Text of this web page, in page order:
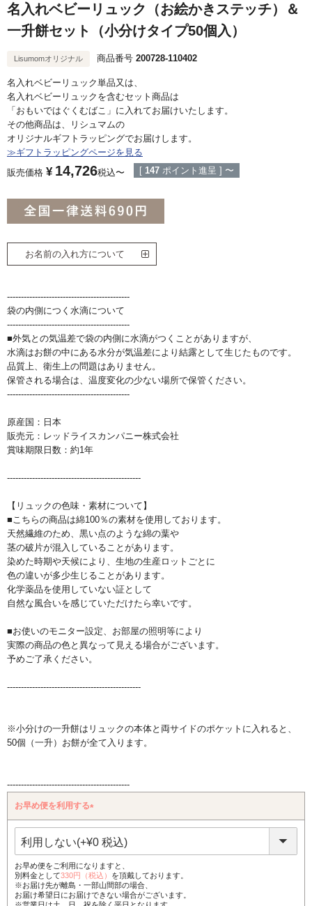
名入れベビーリュック（お絵かきステッチ）＆
一升餅セット（小分けタイプ50個入）
Lisumomオリジナル 商品番号 200728-110402
名入れベビーリュック単品又は、
名入れベビーリュックを含むセット商品は
「おもいではぐくむばこ」に入れてお届けいたします。
その他商品は、リシュマムの
オリジナルギフトラッピングでお届けします。
≫ギフトラッピングページを見る
販売価格 ¥ 14,726税込〜 [ 147 ポイント進呈 ] 〜
お名前の入れ方について
--------------------------------------------
袋の内側につく水滴について
--------------------------------------------
■外気との気温差で袋の内側に水滴がつくことがありますが、
水滴はお餅の中にある水分が気温差により結露として生じたものです。
品質上、衛生上の問題はありません。
保管される場合は、温度変化の少ない場所で保管ください。
--------------------------------------------
原産国：日本
販売元：レッドライスカンパニー株式会社
賞味期限日数：約1年
------------------------------------------------
【リュックの色味・素材について】
■こちらの商品は綿100％の素材を使用しております。
天然繊維のため、黒い点のような綿の葉や
茎の破片が混入していることがあります。
染めた時期や天候により、生地の生産ロットごとに
色の違いが多少生じることがあります。
化学薬品を使用していない証として
自然な風合いを感じていただけたら幸いです。
■お使いのモニター設定、お部屋の照明等により
実際の商品の色と異なって見える場合がございます。
予めご了承ください。
------------------------------------------------
※小分けの一升餅はリュックの本体と両サイドのポケットに入れると、
50個（一升）お餅が全て入ります。
--------------------------------------------
お早め便を利用する
(必
須)
お早め便をご利用になりますと、
別料金として330円（税込） を頂戴しております。
※お届け先が離島・一部山間部の場合、
お届け希望日にお届けできない場合がございます。